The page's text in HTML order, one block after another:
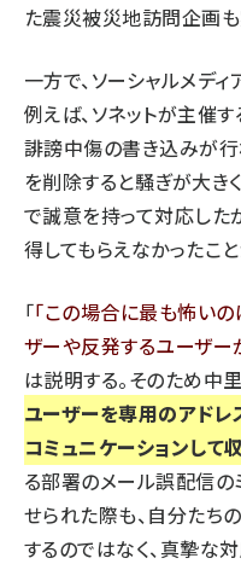
た震災被災地訪問企画も
一方で、ソーシャルメデ
例えば、ソネットが主催
誹謗中傷の書き込みが行
を削除すると騒ぎが大き
で誠意を持って対応した
得してもらえなかったこと
「 この場合に最も怖い
ザーや反発するユーザー
は説明する。そのため中
ユーザーを専用のアドレ
コミュニケーションして
る部署のメール誤配信
せられた際も、自分たち
するのではなく、真摯な